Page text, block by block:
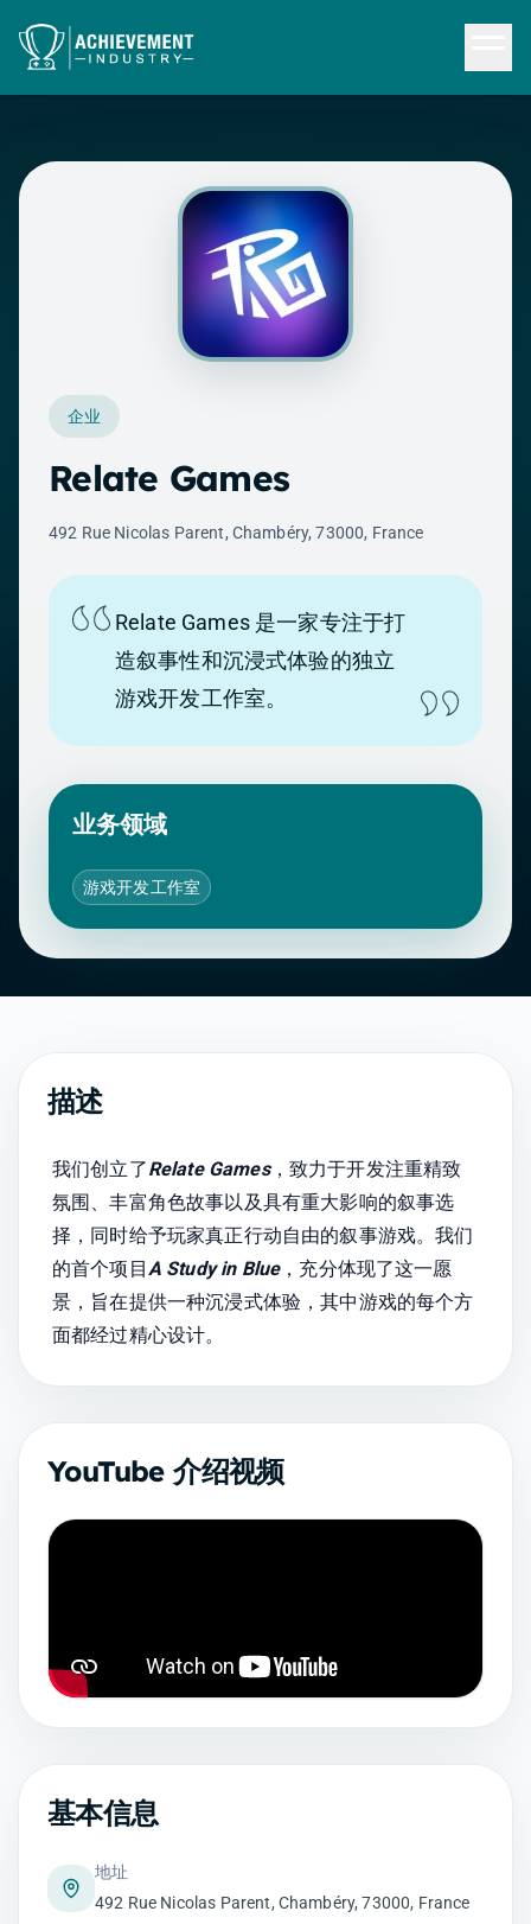
企业
Relate Games
492 Rue Nicolas Parent, Chambéry, 73000, France
Relate Games 是一家专注于打
造叙事性和沉浸式体验的独立
游戏开发工作室。
业务领域
游戏开发工作室
描述
我们创立了Relate Games，致力于开发注重精致
氛围、丰富角色故事以及具有重大影响的叙事选
择，同时给予玩家真正行动自由的叙事游戏。我们
的首个项目A Study in Blue，充分体现了这一愿
景，旨在提供一种沉浸式体验，其中游戏的每个方
面都经过精心设计。
YouTube 介绍视频
基本信息
地址
492 Rue Nicolas Parent, Chambéry, 73000, France